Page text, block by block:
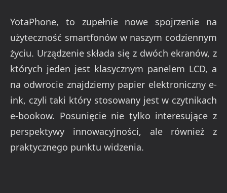
YotaPhone, to zupełnie nowe spojrzenie na
użyteczność smartfonów w naszym codziennym
życiu. Urządzenie składa się z dwóch ekranów, z
których jeden jest klasycznym panelem LCD, a
na odwrocie znajdziemy papier elektroniczny e-
ink, czyli taki który stosowany jest w czytnikach
e-bookow. Posunięcie nie tylko interesujące z
perspektywy innowacyjności, ale również z
praktycznego punktu widzenia.